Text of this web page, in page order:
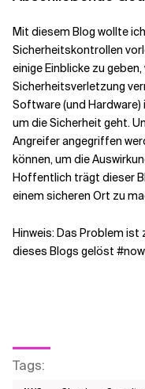
Mit diesem Blog wollte
Sicherheitskontrollen
einige Einblicke zu
Sicherheitsverletzung
Software (und Hardware)
um die Sicherheit geht.
Angreifer angegriffen
können, um die
Hoffentlich trägt dieser
einem sicheren Ort zu
Hinweis: Das Problem
dieses Blogs gelöst
Tags: